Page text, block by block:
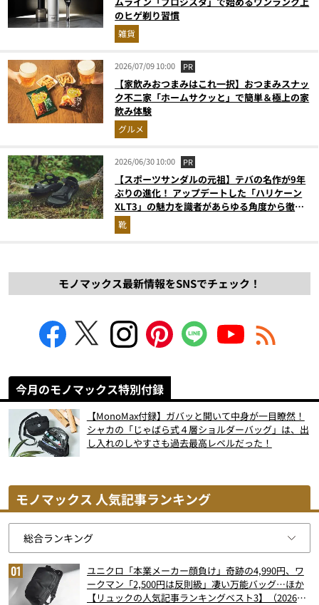
のヒゲ剃り習慣
雑貨
2026/07/09 10:00 PR
【家飲みおつまみはこれ一択】おつまみスナッ
ク不二家「ホームサクッと」で簡単＆極上の家
飲み体験
グルメ
2026/06/30 10:00 PR
【スポーツサンダルの元祖】テバの名作が9年
ぶりの進化！ アップデートした「ハリケーン
XLT3」の魅力を識者があらゆる角度から徹底
解説！
靴
モノマックス最新情報をSNSでチェック！
今月のモノマックス特別付録
【MonoMax付録】ガバッと開いて中身が一目瞭然！
シャカの「じゃばら式４層ショルダーバッグ」は、出
し入れのしやすさも過去最高レベルだった！
モノマックス 人気記事ランキング
ユニクロ「本業メーカー顔負け」奇跡の4,990円、ワ
ークマン「2,500円は反則級」凄い万能バッグ…ほか
【リュックの人気記事ランキングベスト3】（2026年